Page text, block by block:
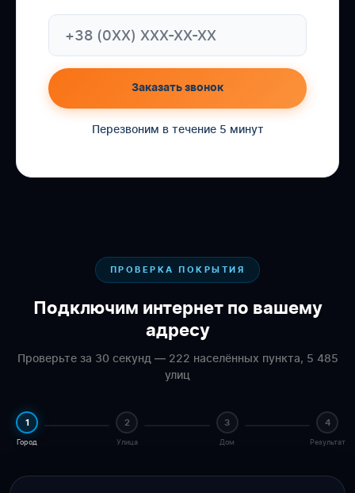
Заказать звонок
Перезвоним в течение 5 минут
ПРОВЕРКА ПОКРЫТИЯ
Подключим интернет по вашему
адресу
Проверьте за 30 секунд — 222 населённых пункта, 5 485
улиц
1
Город
2
Улица
3
Дом
4
Результат